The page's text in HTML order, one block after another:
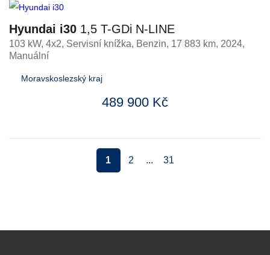
Hyundai i30 1,5 T-GDi N-LINE
103 kW, 4x2, Servisní knížka, Benzin, 17 883 km, 2024,
Manuální
Moravskoslezský kraj
489 900 Kč
1 2 ... 31